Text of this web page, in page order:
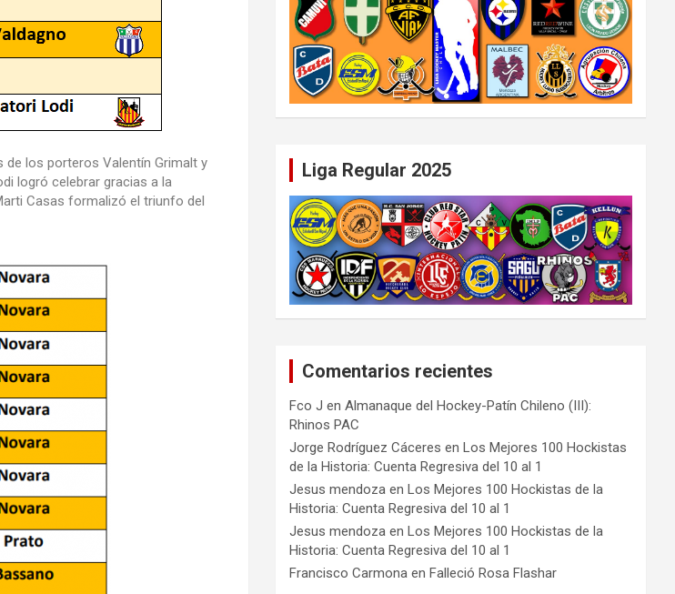
de los porteros Valentín Grimalt y
logró celebrar gracias a la
Casas formalizó el triunfo del
Liga Regular 2025
Comentarios recientes
Fco J enAlmanaque del Hockey-Patín Chileno (III):
Rhinos PAC
Jorge Rodríguez Cáceres enLos Mejores 100 Hockistas
de la Historia: Cuenta Regresiva del 10 al 1
Jesus mendoza enLos Mejores 100 Hockistas de la
Historia: Cuenta Regresiva del 10 al 1
Jesus mendoza enLos Mejores 100 Hockistas de la
Historia: Cuenta Regresiva del 10 al 1
Francisco Carmona enFalleció Rosa Flashar